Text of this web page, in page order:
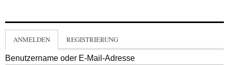
ANMELDEN REGISTRIERUNG
Benutzername oder E-Mail-Adresse